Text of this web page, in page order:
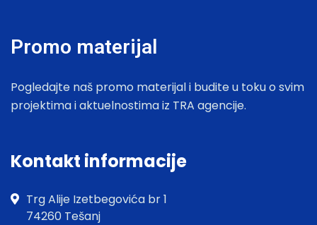
Promo materijal
Pogledajte naš promo materijal i budite u toku o svim
projektima i aktuelnostima iz TRA agencije.
Kontakt informacije
Trg Alije Izetbegovića br 1
74260 Tešanj